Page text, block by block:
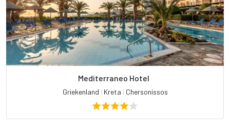
Mediterraneo Hotel
Griekenland | Kreta | Chersonissos